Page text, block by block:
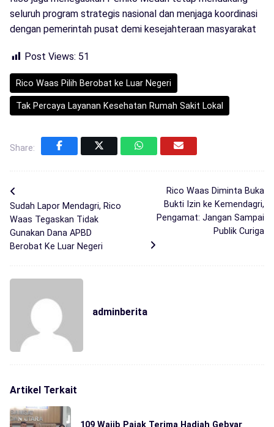
seluruh program strategis nasional dan menjaga koordinasi
dengan pemerintah pusat demi kesejahteraan masyarakat
Post Views: 51
Rico Waas Pilih Berobat ke Luar Negeri
Tak Percaya Layanan Kesehatan Rumah Sakit Lokal
Share:
Sudah Lapor Mendagri, Rico
Waas Tegaskan Tidak
Gunakan Dana APBD
Berobat Ke Luar Negeri
Rico Waas Diminta Buka
Bukti Izin ke Kemendagri,
Pengamat: Jangan Sampai
Publik Curiga
adminberita
Artikel Terkait
109 Wajib Pajak Terima Hadiah Gebyar